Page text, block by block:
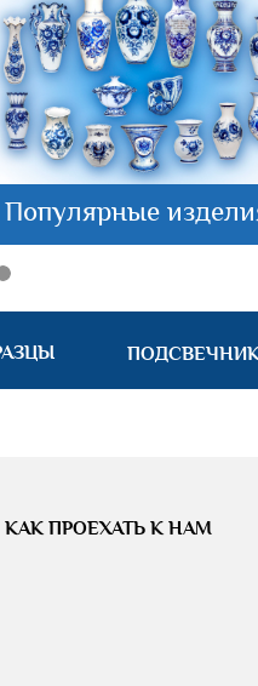
Популярные
КАК ПРОЕХАТЬ К НАМ